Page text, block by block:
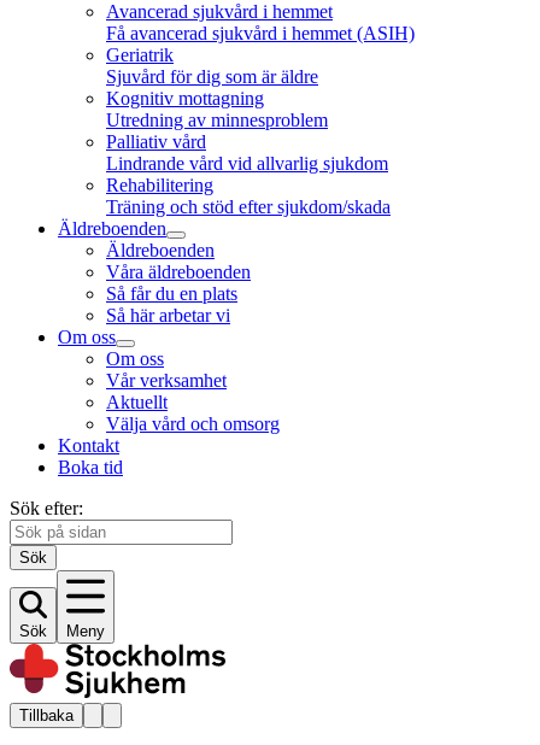
Avancerad sjukvård i hemmet
Få avancerad sjukvård i hemmet (ASIH)
Geriatrik
Sjuvård för dig som är äldre
Kognitiv mottagning
Utredning av minnesproblem
Palliativ vård
Lindrande vård vid allvarlig sjukdom
Rehabilitering
Träning och stöd efter sjukdom/skada
Äldreboenden
Äldreboenden
Våra äldreboenden
Så får du en plats
Så här arbetar vi
Om oss
Om oss
Vår verksamhet
Aktuellt
Välja vård och omsorg
Kontakt
Boka tid
Sök efter:
Sök
Sök Meny
Tillbaka